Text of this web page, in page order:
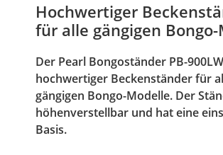
Hochwertiger
für alle gängigen
Der Pearl Bongoständer PB-
hochwertiger Beckenständer für
gängigen Bongo-Modelle. Der
höhenverstellbar und hat eine
Basis.